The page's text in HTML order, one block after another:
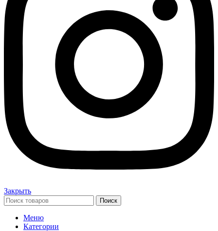
Закрыть
Поиск
Меню
Категории